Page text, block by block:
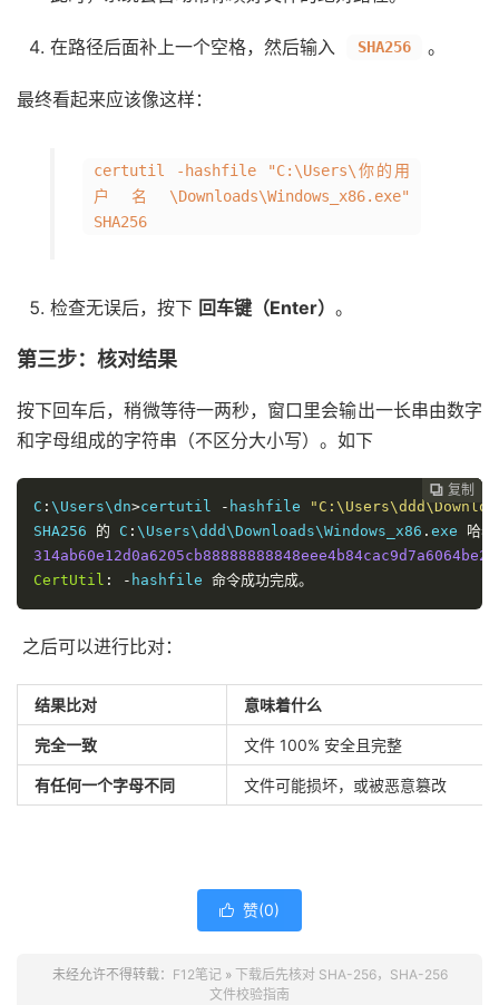
在路径后面补上一个空格，然后输入 SHA256 。
最终看起来应该像这样：
certutil -hashfile "C:\Users\你的用
户名\Downloads\Windows_x86.exe"
SHA256
检查无误后，按下 回车键（Enter） 。
第三步：核对结果
按下回车后，稍微等待一两秒，窗口里会输出一长串由数字
和字母组成的字符串（不区分大小写）。如下
 复制
 复制
 复制
C : \Users\dn>certutil - hashfile
SHA256 的 C : \Users\ddd\Downloads\Windows_x86 . exe 哈
CertUtil : - hashfile 命令成功完成。
之后可以进行比对：
结果比对 意味着什么
完全一致 文件 100% 安全且完整
有任何一个字母不同 文件可能损坏，或被恶意篡改
 赞(0)
未经允许不得转载： F12笔记» 下载后先核对 SHA-256，SHA-256
文件校验指南